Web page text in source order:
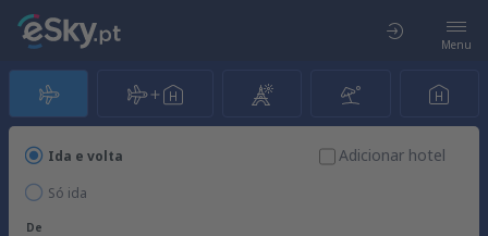
Menu
Ida e volta
Só ida
Adicionar hotel
De